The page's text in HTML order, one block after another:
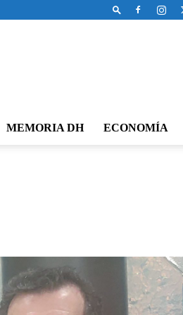
MEMORIA DH ECONOMÍA